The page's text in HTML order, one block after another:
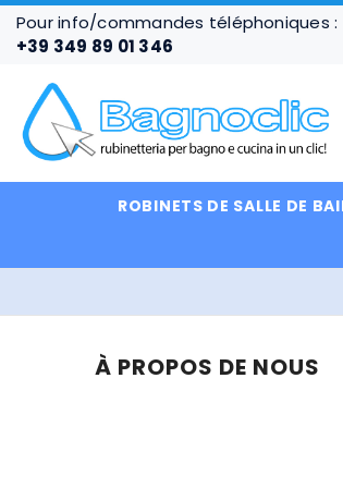
Pour info/commandes téléphoniques :
+39 349 89 01 346
ROBINETS DE SALLE DE
À PROPOS DE NOUS